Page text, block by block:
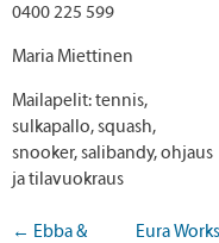
0400 225 599
Maria Miettinen
Mailapelit: tennis,
sulkapallo, squash,
snooker, salibandy, ohjaus
ja tilavuokraus
← Ebba &
Eura Works